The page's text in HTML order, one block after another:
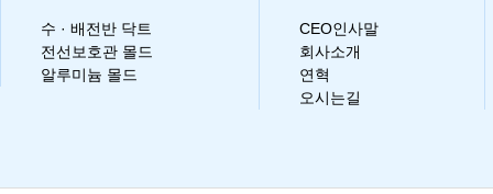
수 · 배전반 닥트
전선보호관 몰드
알루미늄 몰드
CEO인사말
회사소개
연혁
오시는길